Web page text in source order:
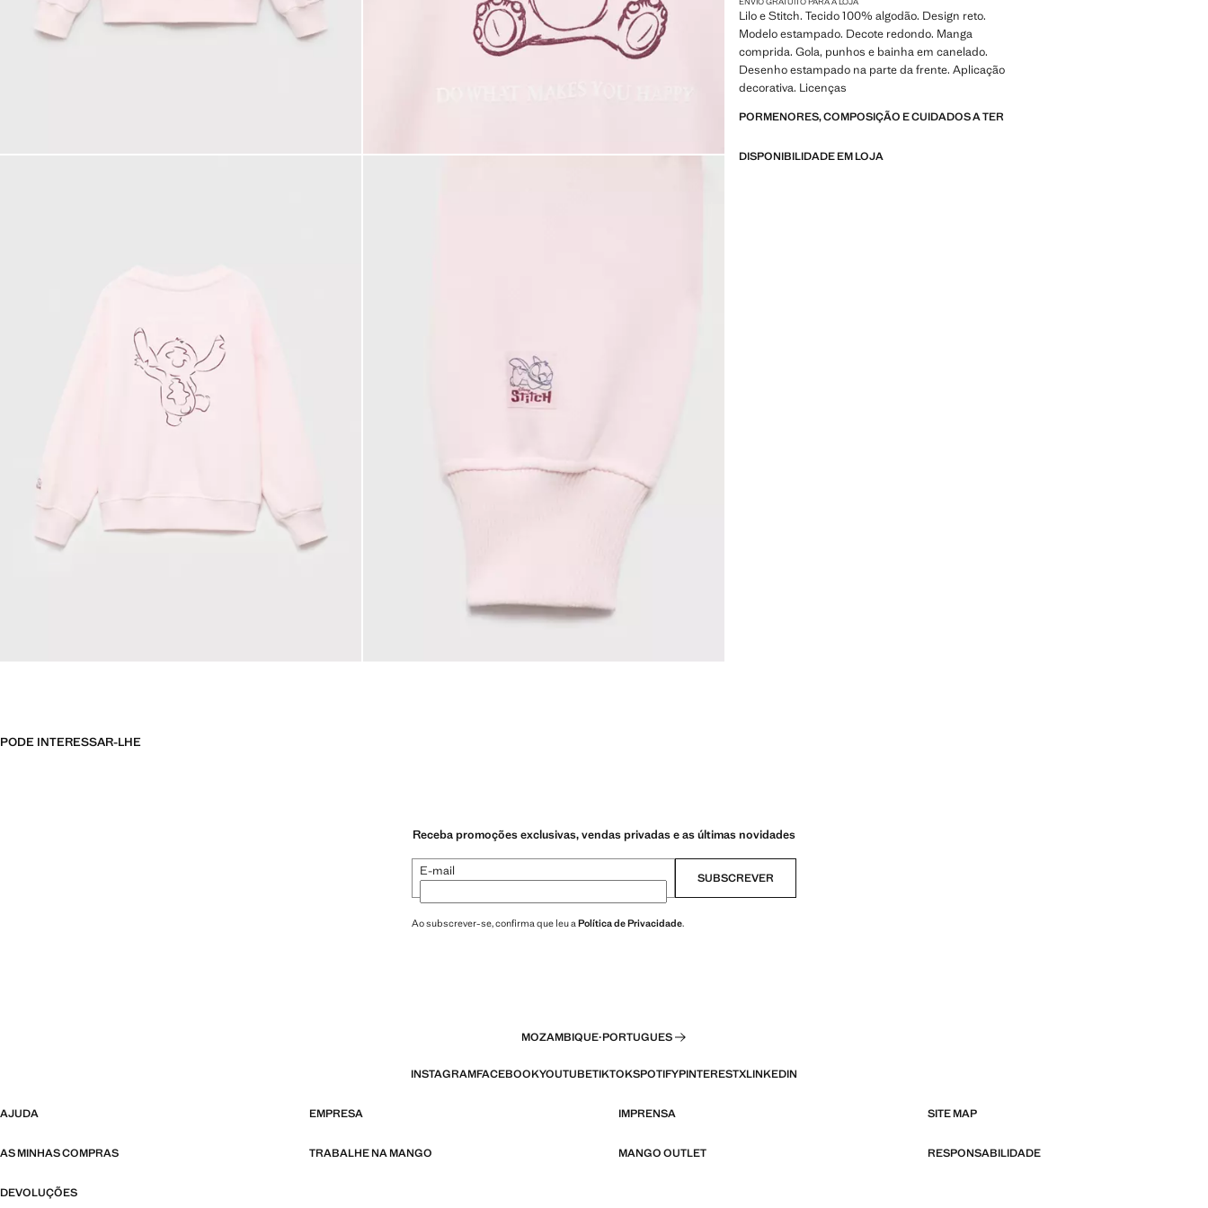
Lilo e Stitch. Tecido 100% algodão. Design reto.
Modelo estampado. Decote redondo. Manga
comprida. Gola, punhos e bainha em canelado.
Desenho estampado na parte da frente. Aplicação
decorativa. Licenças
PORMENORES, COMPOSIÇÃO E CUIDADOS A TER
DISPONIBILIDADE EM LOJA
PODE INTERESSAR-LHE
Receba promoções exclusivas, vendas privadas e as últimas novidades
E-mail SUBSCREVER
Ao subscrever-se, confirma que leu aPolítica de Privacidade.
MOZAMBIQUE·PORTUGUES
INSTAGRAMFACEBOOKYOUTUBETIKTOKSPOTIFYPINTERESTXLINKEDIN
AJUDA EMPRESA IMPRENSA SITE MAP
AS MINHAS COMPRAS TRABALHE NA MANGO MANGO OUTLET RESPONSABILIDADE
DEVOLUÇÕES